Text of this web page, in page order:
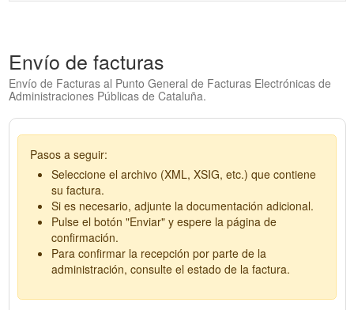
Envío de facturas
Envío de Facturas al Punto General de Facturas Electrónicas de
Administraciones Públicas de Cataluña.
Pasos a seguir:
Seleccione el archivo (XML, XSIG, etc.) que contiene
su factura.
Si es necesario, adjunte la documentación adicional.
Pulse el botón "Enviar" y espere la página de
confirmación.
Para confirmar la recepción por parte de la
administración, consulte el estado de la factura.